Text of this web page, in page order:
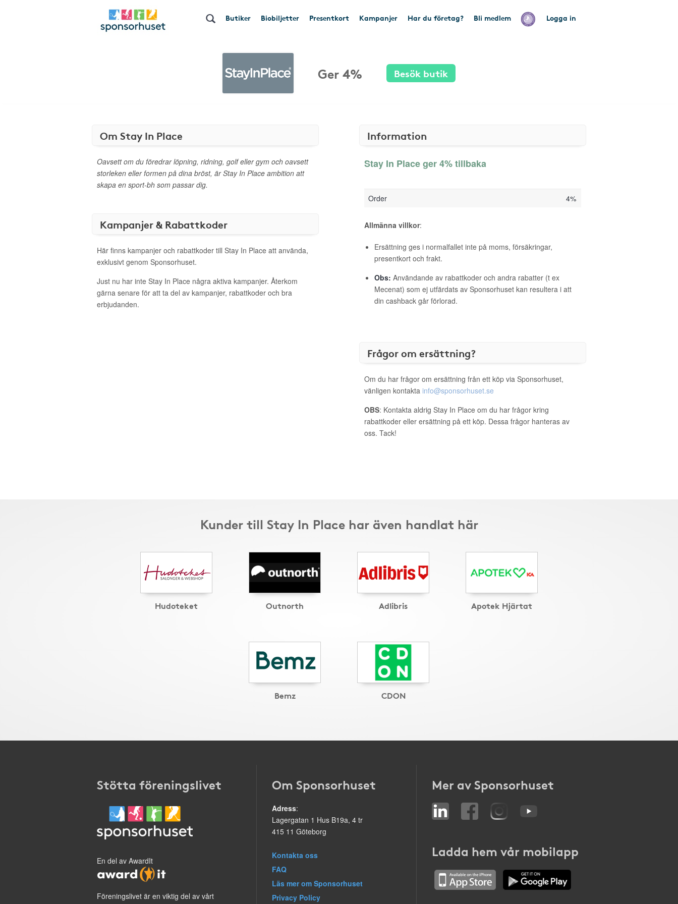
Butiker Biobiljetter Presentkort Kampanjer Har du företag? Bli medlem Logga in
Ger 4% Besök butik
Om Stay In Place
Oavsett om du föredrar löpning, ridning, golf eller gym och oavsett
storleken eller formen på dina bröst, är Stay In Place ambition att
skapa en sport-bh som passar dig.
Kampanjer & Rabattkoder
Här finns kampanjer och rabattkoder till Stay In Place att använda,
exklusivt genom Sponsorhuset.
Just nu har inte Stay In Place några aktiva kampanjer. Återkom
gärna senare för att ta del av kampanjer, rabattkoder och bra
erbjudanden.
Information
Stay In Place ger 4% tillbaka
Order 4%
Allmänna villkor:
Ersättning ges i normalfallet inte på moms, försäkringar,
presentkort och frakt.
Obs: Användande av rabattkoder och andra rabatter (t ex
Mecenat) som ej utfärdats av Sponsorhuset kan resultera i att
din cashback går förlorad.
Frågor om ersättning?
Om du har frågor om ersättning från ett köp via Sponsorhuset,
vänligen kontakta info@sponsorhuset.se
OBS: Kontakta aldrig Stay In Place om du har frågor kring
rabattkoder eller ersättning på ett köp. Dessa frågor hanteras av
oss. Tack!
Kunder till Stay In Place har även handlat här
Hudoteket Outnorth Adlibris Apotek Hjärtat
Bemz CDON
Stötta föreningslivet
En del av AwardIt
Föreningslivet är en viktig del av vårt
Om Sponsorhuset
Adress:
Lagergatan 1 Hus B19a, 4 tr
415 11 Göteborg
Kontakta oss
FAQ
Läs mer om Sponsorhuset
Privacy Policy
Mer av Sponsorhuset
Ladda hem vår mobilapp